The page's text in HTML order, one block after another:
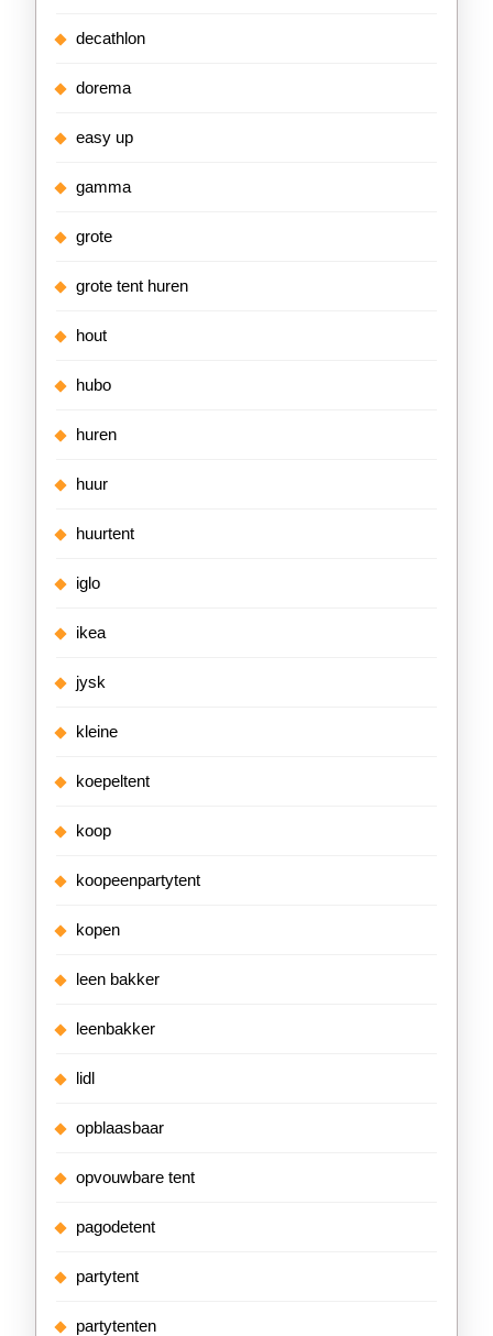
decathlon
dorema
easy up
gamma
grote
grote tent huren
hout
hubo
huren
huur
huurtent
iglo
ikea
jysk
kleine
koepeltent
koop
koopeenpartytent
kopen
leen bakker
leenbakker
lidl
opblaasbaar
opvouwbare tent
pagodetent
partytent
partytenten